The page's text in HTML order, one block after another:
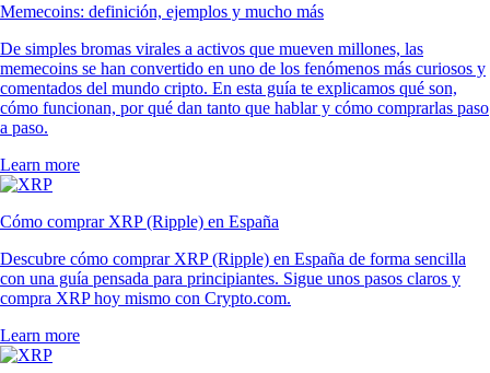
Memecoins: definición, ejemplos y mucho más
De simples bromas virales a activos que mueven millones, las
memecoins se han convertido en uno de los fenómenos más curiosos y
comentados del mundo cripto. En esta guía te explicamos qué son,
cómo funcionan, por qué dan tanto que hablar y cómo comprarlas paso
a paso.
Learn more
Cómo comprar XRP (Ripple) en España
Descubre cómo comprar XRP (Ripple) en España de forma sencilla
con una guía pensada para principiantes. Sigue unos pasos claros y
compra XRP hoy mismo con Crypto.com.
Learn more